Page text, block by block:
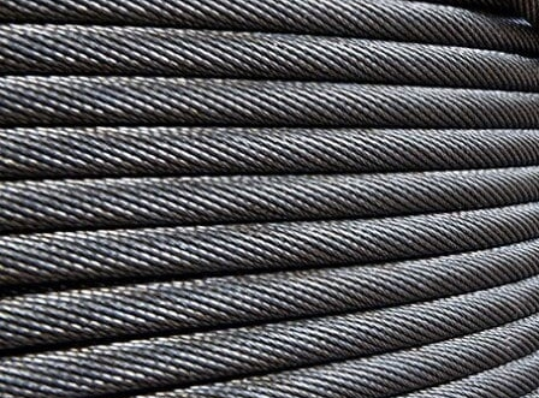
HW A halka 1-2 bacak
HW Halka grubu 3-4 bacak
HW SA25 geniş halka
HW SA16 geniş halka
HW A1 halka 1 bacak
HW A2 halka 2 bacak
HW A3 halka 3 bacak
HW A4 halka 4 bacak
HW EG sonlama halkası
HW SGB pimli kanca
HW GHK pimli kanca
HW GHS pimli kanca
HW SGCS pimli kanca